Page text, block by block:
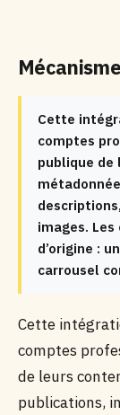
Cette
comptes
publique de
images.
d’origine :
carrousel
Cette
comptes
de leurs
publications,